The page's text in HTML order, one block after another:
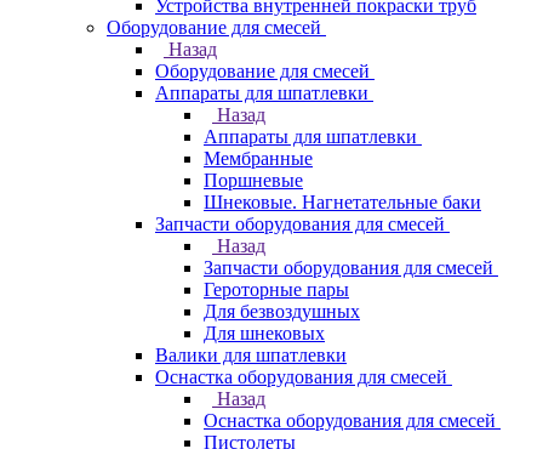
Устройства внутренней покраски труб
Оборудование для смесей
Назад
Оборудование для смесей
Аппараты для шпатлевки
Назад
Аппараты для шпатлевки
Мембранные
Поршневые
Шнековые. Нагнетательные баки
Запчасти оборудования для смесей
Назад
Запчасти оборудования для смесей
Героторные пары
Для безвоздушных
Для шнековых
Валики для шпатлевки
Оснастка оборудования для смесей
Назад
Оснастка оборудования для смесей
Пистолеты